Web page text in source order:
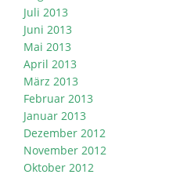
Juli 2013
Juni 2013
Mai 2013
April 2013
März 2013
Februar 2013
Januar 2013
Dezember 2012
November 2012
Oktober 2012